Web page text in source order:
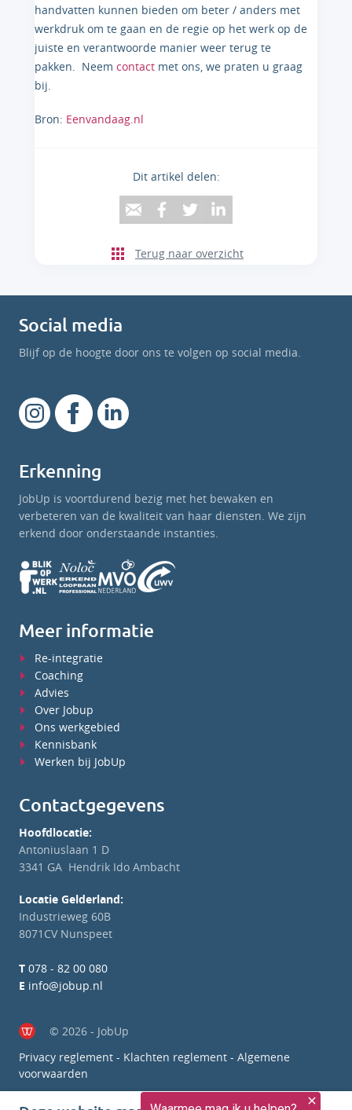
handvatten kunnen bieden om beter / anders met
werkdruk om te gaan en de regie op het werk op de
juiste en verantwoorde manier weer terug te
pakken. Neem contact met ons, we praten u graag
bij.
Bron: Eenvandaag.nl
Dit artikel delen:
Terug naar overzicht
Social media
Blijf op de hoogte door ons te volgen op social media.
Erkenning
JobUp is voortdurend bezig met het bewaken en
verbeteren van de kwaliteit van haar diensten. We zijn
erkend door onderstaande instanties.
Meer informatie
Re-integratie
Coaching
Advies
Over Jobup
Ons werkgebied
Kennisbank
Werken bij JobUp
Contactgegevens
Hoofdlocatie:
Antoniuslaan 1 D
3341 GA Hendrik Ido Ambacht
Locatie Gelderland:
Industrieweg 60B
8071CV Nunspeet
T 078 - 82 00 080
E info@jobup.nl
© 2026 - JobUp
Privacy reglement - Klachten reglement - Algemene
voorwaarden